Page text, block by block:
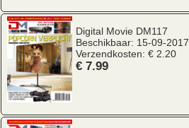
Digital Movie DM117
Beschikbaar: 15-09-2017
Verzendkosten: € 2.20
€ 7.99